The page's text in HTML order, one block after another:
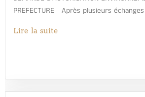
PREFECTURE Après plusieurs
Lire la suite